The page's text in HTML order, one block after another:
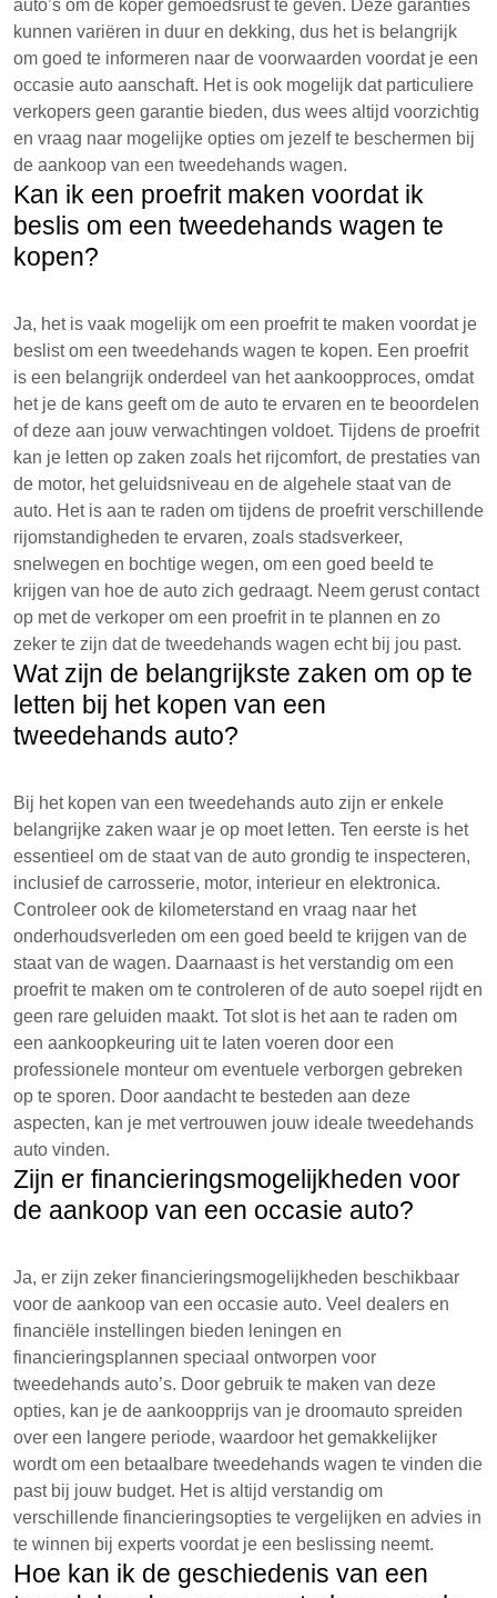
auto’s om de koper gemoedsrust te geven. Deze garanties
kunnen variëren in duur en dekking, dus het is belangrijk
om goed te informeren naar de voorwaarden voordat je een
occasie auto aanschaft. Het is ook mogelijk dat particuliere
verkopers geen garantie bieden, dus wees altijd voorzichtig
en vraag naar mogelijke opties om jezelf te beschermen bij
de aankoop van een tweedehands wagen.
Kan ik een proefrit maken voordat ik
beslis om een tweedehands wagen te
kopen?
Ja, het is vaak mogelijk om een proefrit te maken voordat je
beslist om een tweedehands wagen te kopen. Een proefrit
is een belangrijk onderdeel van het aankoopproces, omdat
het je de kans geeft om de auto te ervaren en te beoordelen
of deze aan jouw verwachtingen voldoet. Tijdens de proefrit
kan je letten op zaken zoals het rijcomfort, de prestaties van
de motor, het geluidsniveau en de algehele staat van de
auto. Het is aan te raden om tijdens de proefrit verschillende
rijomstandigheden te ervaren, zoals stadsverkeer,
snelwegen en bochtige wegen, om een goed beeld te
krijgen van hoe de auto zich gedraagt. Neem gerust contact
op met de verkoper om een proefrit in te plannen en zo
zeker te zijn dat de tweedehands wagen echt bij jou past.
Wat zijn de belangrijkste zaken om op te
letten bij het kopen van een
tweedehands auto?
Bij het kopen van een tweedehands auto zijn er enkele
belangrijke zaken waar je op moet letten. Ten eerste is het
essentieel om de staat van de auto grondig te inspecteren,
inclusief de carrosserie, motor, interieur en elektronica.
Controleer ook de kilometerstand en vraag naar het
onderhoudsverleden om een goed beeld te krijgen van de
staat van de wagen. Daarnaast is het verstandig om een
proefrit te maken om te controleren of de auto soepel rijdt en
geen rare geluiden maakt. Tot slot is het aan te raden om
een aankoopkeuring uit te laten voeren door een
professionele monteur om eventuele verborgen gebreken
op te sporen. Door aandacht te besteden aan deze
aspecten, kan je met vertrouwen jouw ideale tweedehands
auto vinden.
Zijn er financieringsmogelijkheden voor
de aankoop van een occasie auto?
Ja, er zijn zeker financieringsmogelijkheden beschikbaar
voor de aankoop van een occasie auto. Veel dealers en
financiële instellingen bieden leningen en
financieringsplannen speciaal ontworpen voor
tweedehands auto’s. Door gebruik te maken van deze
opties, kan je de aankoopprijs van je droomauto spreiden
over een langere periode, waardoor het gemakkelijker
wordt om een betaalbare tweedehands wagen te vinden die
past bij jouw budget. Het is altijd verstandig om
verschillende financieringsopties te vergelijken en advies in
te winnen bij experts voordat je een beslissing neemt.
Hoe kan ik de geschiedenis van een